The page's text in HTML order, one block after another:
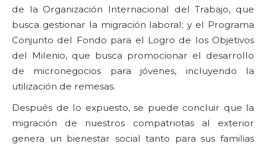
de la Organización Internacional del Trabajo, que
busca gestionar la migración laboral; y el Programa
Conjunto del Fondo para el Logro de los Objetivos
del Milenio, que busca promocionar el desarrollo
de micronegocios para jóvenes, incluyendo la
utilización de remesas.
Después de lo expuesto, se puede concluir que la
migración de nuestros compatriotas al exterior
genera un bienestar social tanto para sus familias